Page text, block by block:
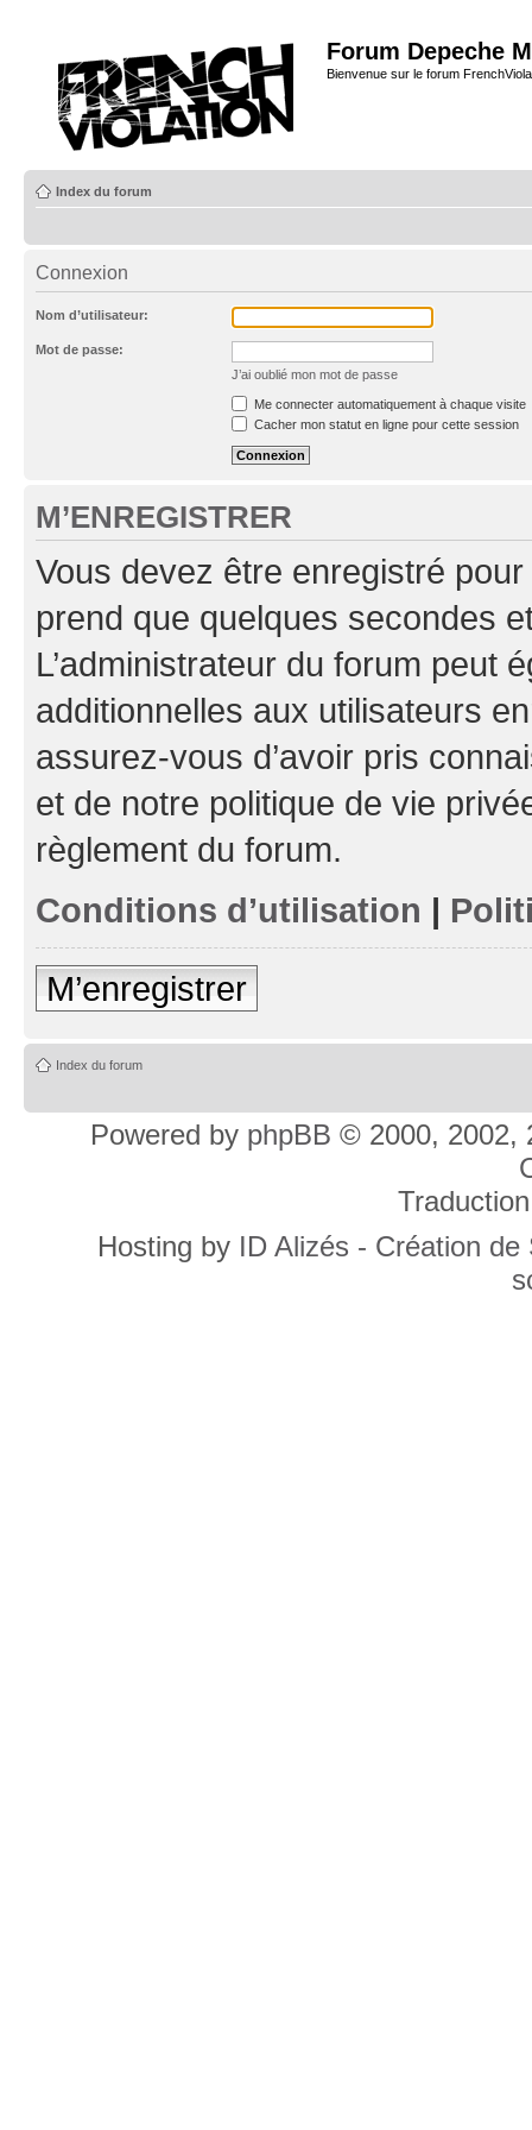
Forum Depeche
Bienvenue sur le forum
Index du forum
Connexion
Nom d’utilisateur:
Mot de passe:
J’ai oublié mon mot de passe
Me connecter automatiquement à chaque visite
Cacher mon statut en ligne pour cette session
M’ENREGISTRER
Vous devez être enregistré
prend que quelques secondes
L’administrateur du forum peut
additionnelles aux utilisateurs
assurez-vous d’avoir pris
et de notre politique de vie
règlement du forum.
Conditions d’utilisation |
M’enregistrer
Index du forum
Powered by phpBB © 2000, 2002,
Hosting by ID Alizés - Création